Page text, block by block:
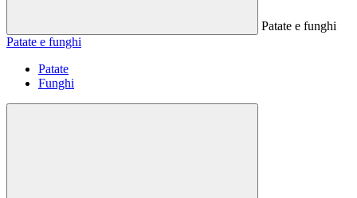
Patate e funghi
Patate e funghi
Patate
Funghi